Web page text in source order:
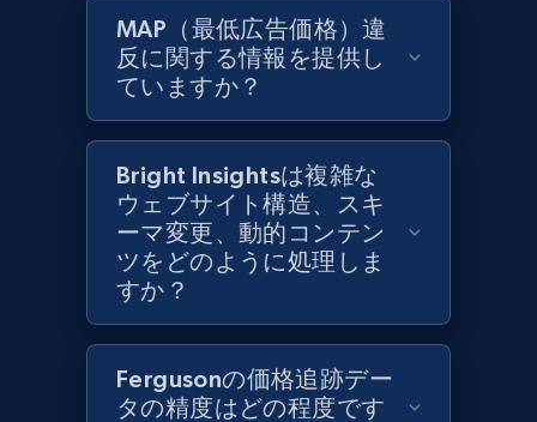
Category id, Product id, Product name, Price,
Currency, Colour code, Colour, Description, and
Zara - Products - discovery by category url
Category id, Product id, Product name, Price,
Currency, Colour code, Colour, Description, and
1.2K+ 208+ 今すぐ始める
MAP（最低広告価格）違
反に関する情報を提供し
ていますか？
Bright Insightsは複雑な
ウェブサイト構造、スキ
ーマ変更、動的コンテン
ツをどのように処理しま
すか？
Fergusonの価格追跡デー
タの精度はどの程度です